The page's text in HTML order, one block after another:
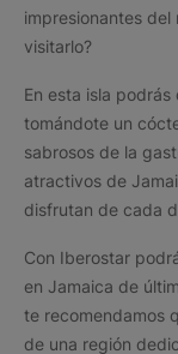
impresionantes del
visitarlo?
En esta isla
tomándote un
sabrosos de la
atractivos de
disfrutan de cada
Con Iberostar
en Jamaica de
te recomendamos
de una región